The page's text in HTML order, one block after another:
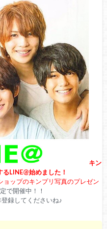
キン
LINE@始めました！
ョップのキンプリ写真のプレゼン
で開催中！！
録してくださいね♪